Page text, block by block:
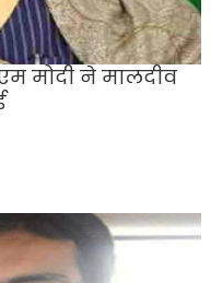
मोदी ने मालदीव